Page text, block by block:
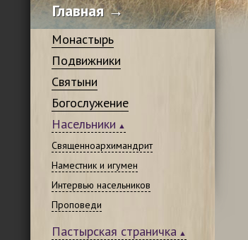
Главная →
Монастырь
Подвижники
Святыни
Богослужение
Насельники
Священноархимандрит
Наместник и игумен
Интервью насельников
Проповеди
Пастырская страничка